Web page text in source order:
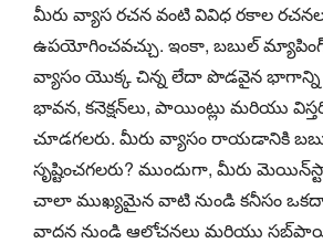
మీరు వ్యాస రచన వంటి వివిధ రకాల
ఉపయోగించవచ్చు. ఇంకా, బబుల్
వ్యాసం యొక్క చిన్న లేదా పొడవైన భాగాన్ని
భావన, కనెక్షన్‌లు, పాయింట్లు మరియు
చూడగలరు. మీరు వ్యాసం రాయడానికి
సృష్టించగలరు? ముందుగా, మీరు
చాలా ముఖ్యమైన వాటి నుండి కనీసం
వాదన నుండి ఆలోచనలు మరియు